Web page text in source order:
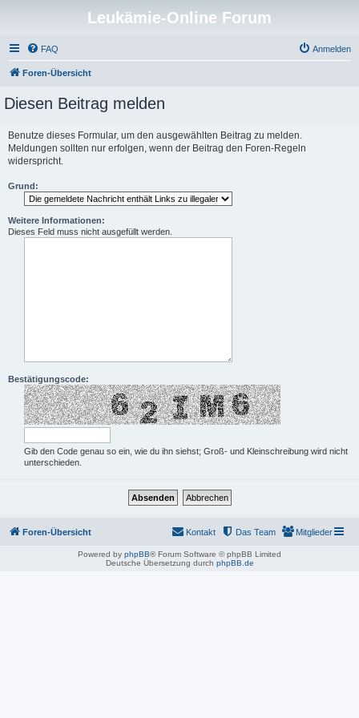
Leukämie-Online Forum
FAQ Anmelden
Foren-Übersicht
Diesen Beitrag melden
Benutze dieses Formular, um den ausgewählten Beitrag zu melden.
Meldungen sollten nur erfolgen, wenn der Beitrag den Foren-Regeln
widerspricht.
Grund:
Weitere Informationen:
Dieses Feld muss nicht ausgefüllt werden.
Bestätigungscode:
Gib den Code genau so ein, wie du ihn siehst; Groß- und Kleinschreibung wird nicht
unterschieden.
Foren-Übersicht Mitglieder
Das Team
Kontakt
Powered by phpBB® Forum Software © phpBB Limited
Deutsche Übersetzung durch phpBB.de